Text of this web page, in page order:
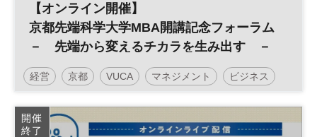
【オンライン開催】
京都先端科学大学MBA開講記念フォーラム
－ 先端から変えるチカラを生み出す －
経営 京都 VUCA マネジメント ビジネス
大学 グローバル 科学 MBA
参加無料
開催
終了